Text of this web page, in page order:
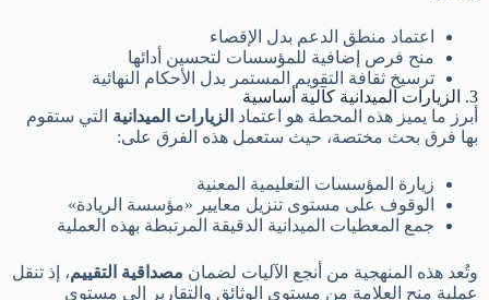
اعتماد منطق الدعم بدل الإقصاء
منح فرص إضافية للمؤسسات لتحسين أدائها
ترسيخ ثقافة التقويم المستمر بدل الأحكام النهائية
3. الزيارات الميدانية كآلية أساسية
أبرز ما يميز هذه المحطة هو اعتماد الزيارات الميدانية التي ستقوم
بها فرق بحث مختصة، حيث ستعمل هذه الفرق على:
زيارة المؤسسات التعليمية المعنية
الوقوف على مستوى تنزيل معايير «مؤسسة الريادة»
جمع المعطيات الميدانية الدقيقة المرتبطة بهذه العملية
وتُعد هذه المنهجية من أنجع الآليات لضمان مصداقية التقييم، إذ تنقل
عملية منح العلامة من مستوى الوثائق والتقارير إلى مستوى